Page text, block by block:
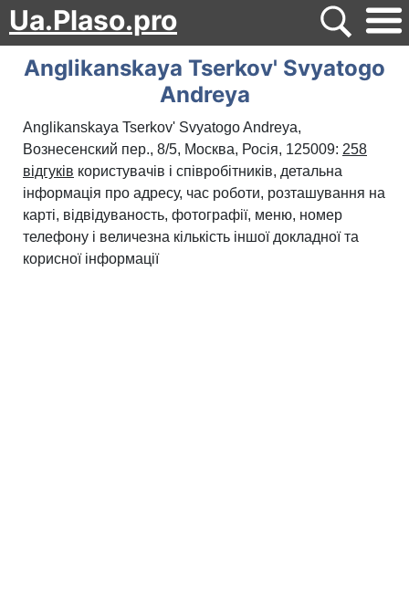
Ua.Plaso.pro
Anglikanskaya Tserkov' Svyatogo
Andreya
Anglikanskaya Tserkov' Svyatogo Andreya,
Вознесенский пер., 8/5, Москва, Росія, 125009: 258
відгуків користувачів і співробітників, детальна
інформація про адресу, час роботи, розташування на
карті, відвідуваность, фотографії, меню, номер
телефону і величезна кількість іншої докладної та
корисної інформації